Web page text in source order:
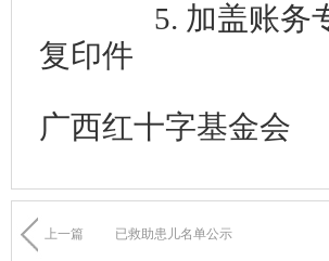
5. 加盖账务
复印件
广西红十字基金会
上一篇 已救助患儿名单公示